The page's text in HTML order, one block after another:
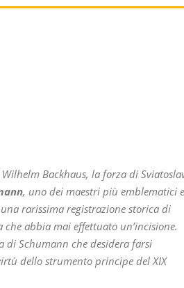
Backhaus, la forza di
, uno dei maestri più emblematici e
rarissima registrazione storica di
abbia mai effettuato un’incisione.
di Schumann che desidera farsi
dello strumento principe del XIX